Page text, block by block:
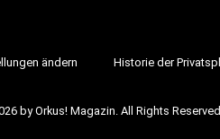
ändern Historie der
by Orkus! Magazin. All Rights Reserved.